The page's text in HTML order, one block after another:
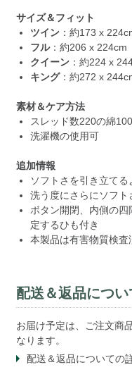
サイズ＆フィット
ツイン：約173 x
フル：約206 x 224cm
クイーン：約224 x
キング：約272 x
素材＆ケア方法
スレッド数220の綿
洗濯機の使用可
追加情報
ソフトさを引き立て
洗う度にさらにソフ
ボタン開閉、内側の四
定するひも付き
本製品は有害物質検査
配送＆返品につい
お届け予定は、ご注文商
なります。
配送＆返品についての